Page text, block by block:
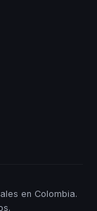
en Colombia.